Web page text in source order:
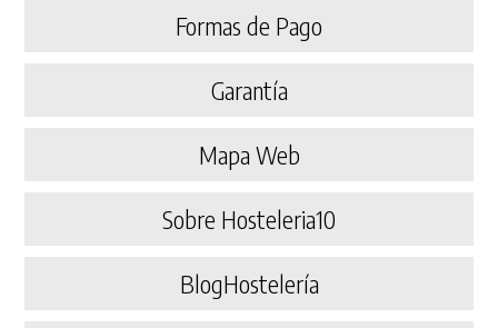
Formas de Pago
Garantía
Mapa Web
Sobre Hosteleria10
BlogHostelería